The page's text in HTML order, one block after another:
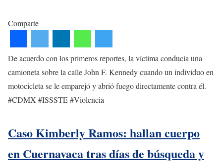
Comparte
De acuerdo con los primeros reportes, la víctima conducía una
camioneta sobre la calle John F. Kennedy cuando un individuo en
motocicleta se le emparejó y abrió fuego directamente contra él.
#CDMX #ISSSTE #Violencia
Caso Kimberly Ramos: hallan cuerpo
en Cuernavaca tras días de búsqueda y